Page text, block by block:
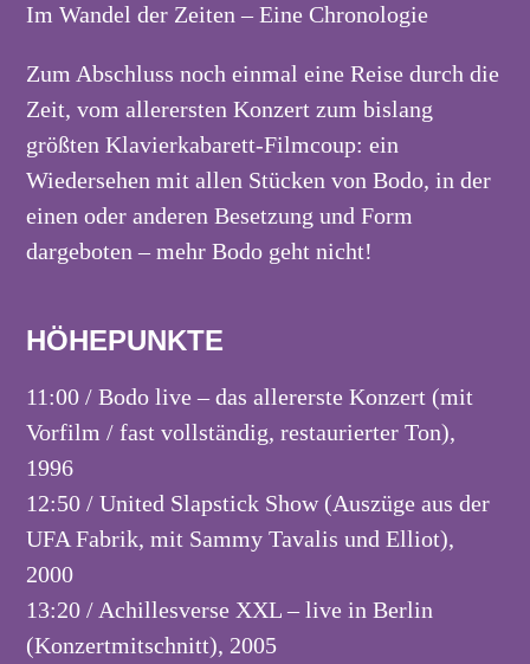
Im Wandel der Zeiten – Eine Chronologie
Zum Abschluss noch einmal eine Reise durch die
Zeit, vom allerersten Konzert zum bislang
größten Klavierkabarett-Filmcoup: ein
Wiedersehen mit allen Stücken von Bodo, in der
einen oder anderen Besetzung und Form
dargeboten – mehr Bodo geht nicht!
HÖHEPUNKTE
11:00 / Bodo live – das allererste Konzert (mit
Vorfilm / fast vollständig, restaurierter Ton),
1996
12:50 / United Slapstick Show (Auszüge aus der
UFA Fabrik, mit Sammy Tavalis und Elliot),
2000
13:20 / Achillesverse XXL – live in Berlin
(Konzertmitschnitt), 2005